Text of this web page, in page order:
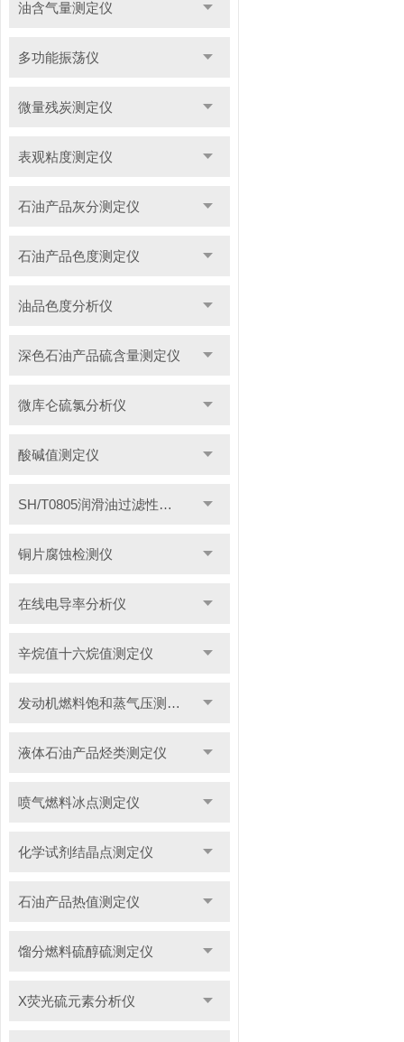
油含气量测定仪
多功能振荡仪
微量残炭测定仪
表观粘度测定仪
石油产品灰分测定仪
石油产品色度测定仪
油品色度分析仪
深色石油产品硫含量测定仪
微库仑硫氯分析仪
酸碱值测定仪
SH/T0805润滑油过滤性测定仪
铜片腐蚀检测仪
在线电导率分析仪
辛烷值十六烷值测定仪
发动机燃料饱和蒸气压测定仪
液体石油产品烃类测定仪
喷气燃料冰点测定仪
化学试剂结晶点测定仪
石油产品热值测定仪
馏分燃料硫醇硫测定仪
X荧光硫元素分析仪